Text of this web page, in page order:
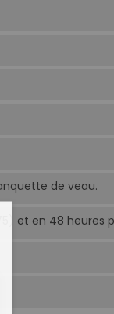
de veau.
et en 48 heures